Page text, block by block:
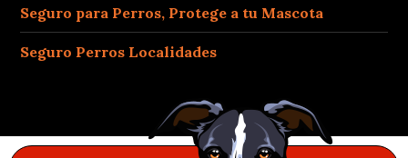
Seguro para Perros, Protege a tu Mascota
Seguro Perros Localidades